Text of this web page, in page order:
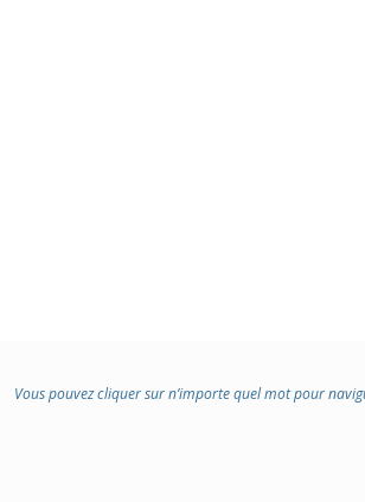
Vous pouvez cliquer sur n’importe quel mot pour